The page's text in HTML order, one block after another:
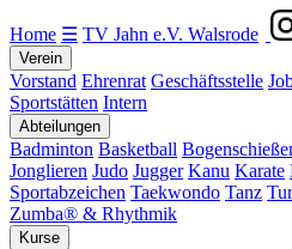
Home ☰ TV Jahn e.V. Walsrode
Verein
Vorstand Ehrenrat Geschäftsstelle
Sportstätten Intern
Abteilungen
Badminton Basketball
Jonglieren Judo Jugger Kanu Karate
Sportabzeichen Taekwondo Tanz
Zumba® & Rhythmik
Kurse